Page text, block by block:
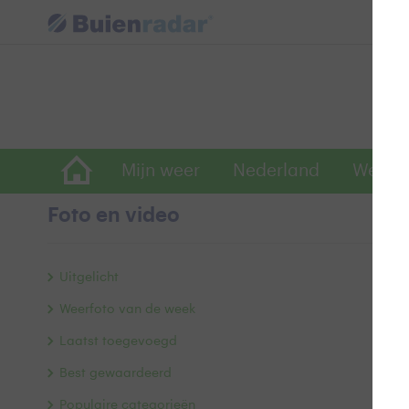
Mijn weer Nederland
Foto en video
Uitgelicht
Weerfoto van de week
Laatst toegevoegd
Best gewaardeerd
Populaire categorieën